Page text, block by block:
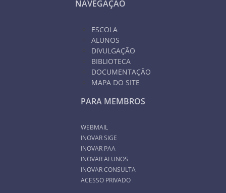
NAVEGAÇÃO
ESCOLA
ALUNOS
DIVULGAÇÃO
BIBLIOTECA
DOCUMENTAÇÃO
MAPA DO SITE
PARA MEMBROS
WEBMAIL
INOVAR SIGE
INOVAR PAA
INOVAR ALUNOS
INOVAR CONSULTA
ACESSO PRIVADO